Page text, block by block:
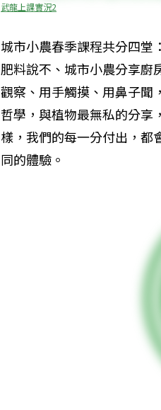
武龍上課實況2
城市小農春季課程共分四堂
肥料說不、城市小農分享廚
觀察、用手觸摸、用鼻子聞
哲學，與植物最無私的分享
樣，我們的每一分付出，都
同的體驗。